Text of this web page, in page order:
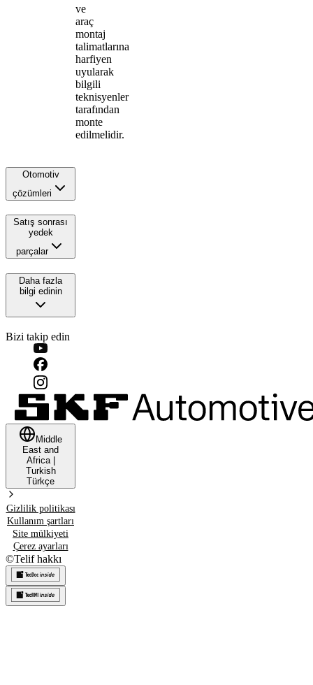
ve
araç
montaj
talimatlarına
harfiyen
uyularak
bilgili
teknisyenler
tarafından
monte
edilmelidir.
Otomotiv
çözümleri
Satış sonrası
yedek
parçalar
Daha fazla
bilgi edinin
Bizi takip edin
Middle
East and
Africa|
Turkish
Türkçe
Gizlilik politikası
Kullanım şartları
Site mülkiyeti
Çerez ayarları
©Telif hakkı